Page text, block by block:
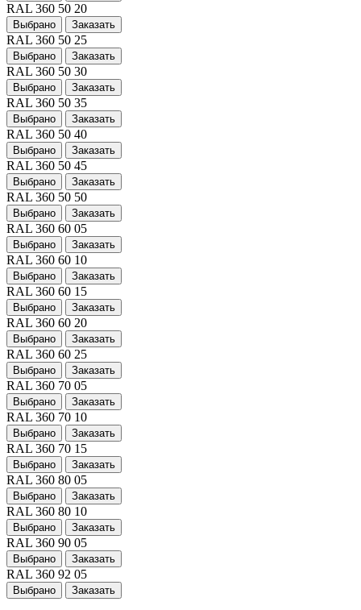
RAL 360 50 20
Выбрано Заказать
RAL 360 50 25
Выбрано Заказать
RAL 360 50 30
Выбрано Заказать
RAL 360 50 35
Выбрано Заказать
RAL 360 50 40
Выбрано Заказать
RAL 360 50 45
Выбрано Заказать
RAL 360 50 50
Выбрано Заказать
RAL 360 60 05
Выбрано Заказать
RAL 360 60 10
Выбрано Заказать
RAL 360 60 15
Выбрано Заказать
RAL 360 60 20
Выбрано Заказать
RAL 360 60 25
Выбрано Заказать
RAL 360 70 05
Выбрано Заказать
RAL 360 70 10
Выбрано Заказать
RAL 360 70 15
Выбрано Заказать
RAL 360 80 05
Выбрано Заказать
RAL 360 80 10
Выбрано Заказать
RAL 360 90 05
Выбрано Заказать
RAL 360 92 05
Выбрано Заказать